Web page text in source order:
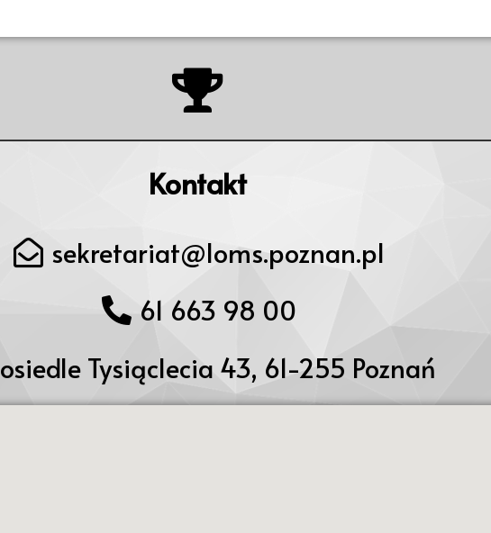
Kontakt
sekretariat@loms.poznan.pl
61 663 98 00
osiedle Tysiąclecia 43, 61-255 Poznań